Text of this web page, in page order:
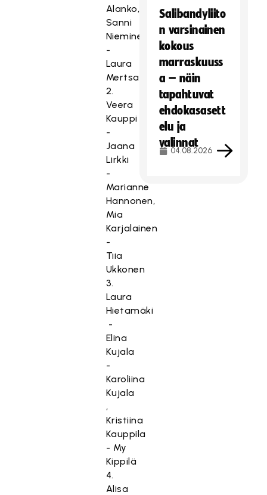
Alanko,
Sanni
Nieminen
-
Laura
Mertsalmi
2.
Veera
Kauppi
-
Jaana
Lirkki
-
Marianne
Hannonen,
Mia
Karjalainen
-
Tiia
Ukkonen
3.
Laura
Hietamäki
-
Elina
Kujala
-
Karoliina
Kujala
,
Kristiina
Kauppila
- My
Kippilä
4.
Alisa
Salibandyliito
n varsinainen
kokous
marraskuuss
a – näin
tapahtuvat
ehdokasasett
elu ja
valinnat
04.08.2026